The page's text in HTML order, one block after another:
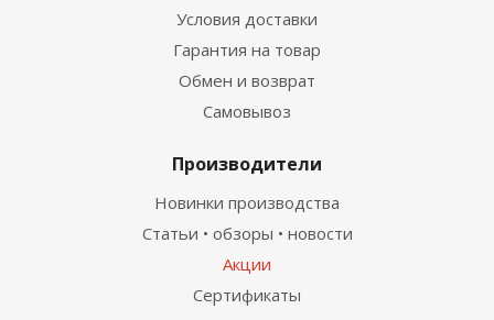
Условия доставки
Гарантия на товар
Обмен и возврат
Самовывоз
Производители
Новинки производства
Статьи • обзоры • новости
Акции
Сертификаты